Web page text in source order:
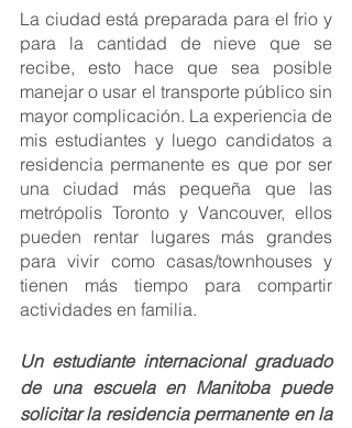
La ciudad está preparada para el frio y
para la cantidad de nieve que se
recibe, esto hace que sea posible
manejar o usar el transporte público sin
mayor complicación. La experiencia de
mis estudiantes y luego candidatos a
residencia permanente es que por ser
una ciudad más pequeña que las
metrópolis Toronto y Vancouver, ellos
pueden rentar lugares más grandes
para vivir como casas/townhouses y
tienen más tiempo para compartir
actividades en familia.
Un estudiante internacional graduado
de una escuela en Manitoba puede
solicitar la residencia permanente en la